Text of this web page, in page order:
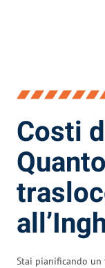
Costi
Stai pianificando un